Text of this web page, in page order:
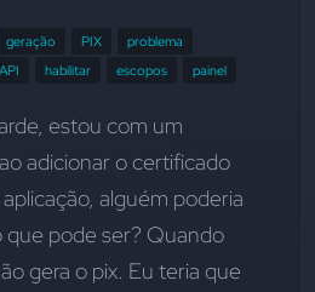
geração PIX
problema
API habilitar escopos painel
estou com um
adicionar o certificado
alguém poderia
que pode ser? Quando
gera o pix. Eu teria que